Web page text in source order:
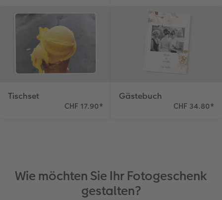
Tischset
CHF 17.90*
Gästebuch
CHF 34.80*
Wie möchten Sie Ihr Fotogeschenk
gestalten?